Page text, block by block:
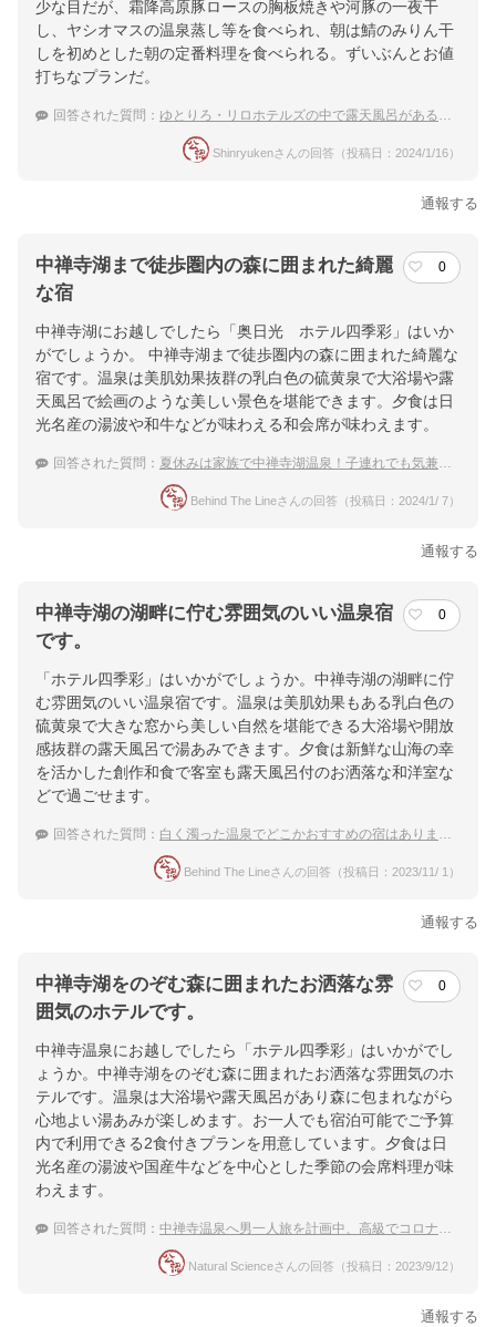
少な目だが、霜降高原豚ロースの胸板焼きや河豚の一夜干
し、ヤシオマスの温泉蒸し等を食べられ、朝は鯖のみりん干
しを初めとした朝の定番料理を食べられる。ずいぶんとお値
打ちなプランだ。
回答された質問： ゆとりろ・リロホテルズの中で露天風呂があるおすすめの宿
Shinryukenさんの回答（投稿日：2024/1/16）
通報する
中禅寺湖まで徒歩圏内の森に囲まれた綺麗
な宿
0
中禅寺湖にお越しでしたら「奥日光 ホテル四季彩」はいか
がでしょうか。 中禅寺湖まで徒歩圏内の森に囲まれた綺麗な
宿です。温泉は美肌効果抜群の乳白色の硫黄泉で大浴場や露
天風呂で絵画のような美しい景色を堪能できます。夕食は日
光名産の湯波や和牛などが味わえる和会席が味わえます。
回答された質問： 夏休みは家族で中禅寺湖温泉！子連れでも気兼ねしなくていい宿は？
Behind The Lineさんの回答（投稿日：2024/1/ 7）
通報する
中禅寺湖の湖畔に佇む雰囲気のいい温泉宿
です。
0
「ホテル四季彩」はいかがでしょうか。中禅寺湖の湖畔に佇
む雰囲気のいい温泉宿です。温泉は美肌効果もある乳白色の
硫黄泉で大きな窓から美しい自然を堪能できる大浴場や開放
感抜群の露天風呂で湯あみできます。夕食は新鮮な山海の幸
を活かした創作和食で客室も露天風呂付のお洒落な和洋室な
どで過ごせます。
回答された質問： 白く濁った温泉でどこかおすすめの宿はありますか？
Behind The Lineさんの回答（投稿日：2023/11/ 1）
通報する
中禅寺湖をのぞむ森に囲まれたお洒落な雰
囲気のホテルです。
0
中禅寺温泉にお越しでしたら「ホテル四季彩」はいかがでし
ょうか。中禅寺湖をのぞむ森に囲まれたお洒落な雰囲気のホ
テルです。温泉は大浴場や露天風呂があり森に包まれながら
心地よい湯あみが楽しめます。お一人でも宿泊可能でご予算
内で利用できる2食付きプランを用意しています。夕食は日
光名産の湯波や国産牛などを中心とした季節の会席料理が味
わえます。
回答された質問： 中禅寺温泉へ男一人旅を計画中、高級でコロナ対策がしっかりしている宿をしりたい。
Natural Scienceさんの回答（投稿日：2023/9/12）
通報する